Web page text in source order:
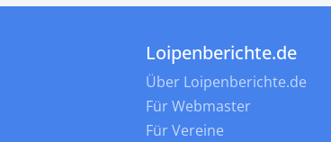
Loipenberichte.de
Über Loipenberichte.de
Für Webmaster
Für Vereine